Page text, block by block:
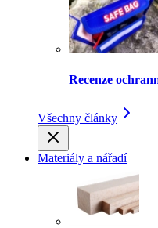
Recenze
Všechny články
Materiály a nářadí